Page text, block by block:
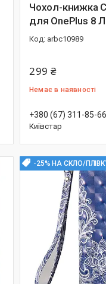
Чохол-книжка
для OnePlus 8
arbc10989
299 ₴
Немає в наявності
+380 (67) 311-85-66
Київстар
-25% НА СКЛО/